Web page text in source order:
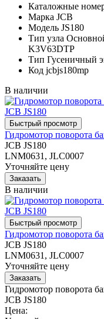
Каталожные
Марка JCB
Модель JS180
Тип узла
K3V63DTP
Тип Гусеничный
Код jcbjs180mp
В наличии
Гидромотор поворота
JCB JS180
LNM0631, JLC0007
Уточняйте цену
В наличии
Гидромотор поворота
JCB JS180
LNM0631, JLC0007
Уточняйте цену
Гидромотор поворота
JCB JS180
Цена: